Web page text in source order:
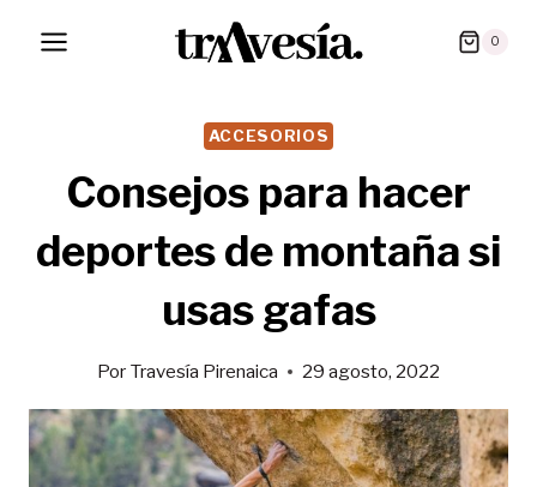
0
ACCESORIOS
Consejos para hacer
deportes de montaña si
usas gafas
Por Travesía Pirenaica 29 agosto, 2022